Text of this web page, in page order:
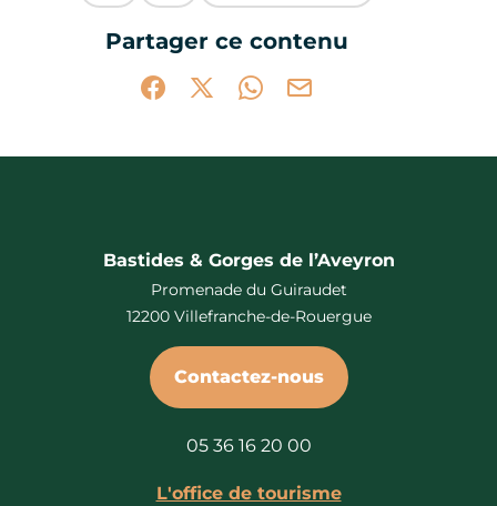
Partager ce contenu
Partager sur Facebook (nouvelle
Partager sur X / Twitter (nouvelle
Partager sur WhatsApp
Partager par mail
Bastides & Gorges de l’Aveyron
Promenade du Guiraudet
12200 Villefranche-de-Rouergue
Contactez-nous
05 36 16 20 00
L'office de tourisme